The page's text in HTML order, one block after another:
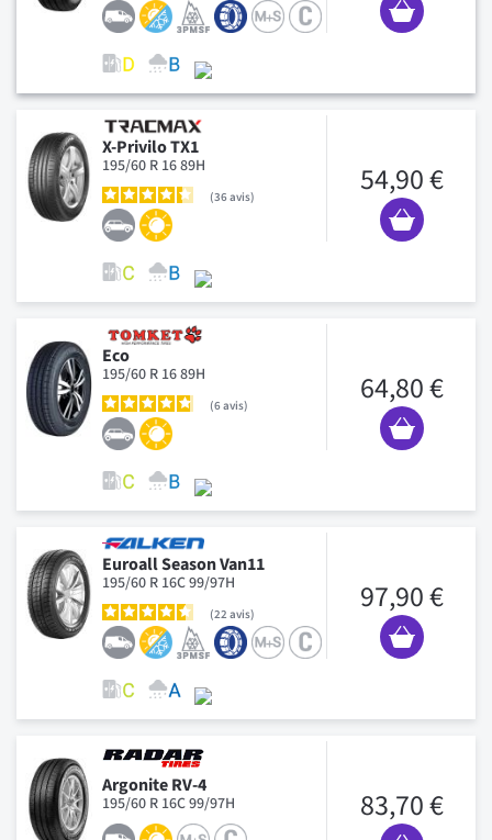
X-Privilo TX1
195/60 R 16 89H
36avis 54,90 €
Eco
195/60 R 16 89H
6avis 64,80 €
Euroall Season Van11
195/60 R 16C 99/97H
22 avis 97,90 €
Argonite RV-4
195/60 R 16C 99/97H 83,70 €